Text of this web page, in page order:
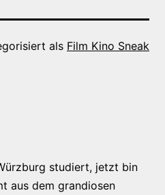
als Film Kino Sneak
studiert, jetzt bin
aus dem grandiosen